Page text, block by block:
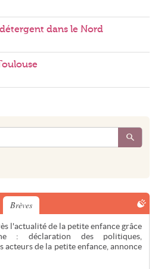
dans le Nord
Brèves
l'actualité de la petite enfance grâce
: déclaration des politiques,
acteurs de la petite enfance, annonce